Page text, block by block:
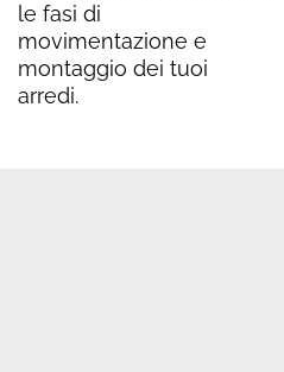
le fasi di
movimentazione e
montaggio dei tuoi
arredi.